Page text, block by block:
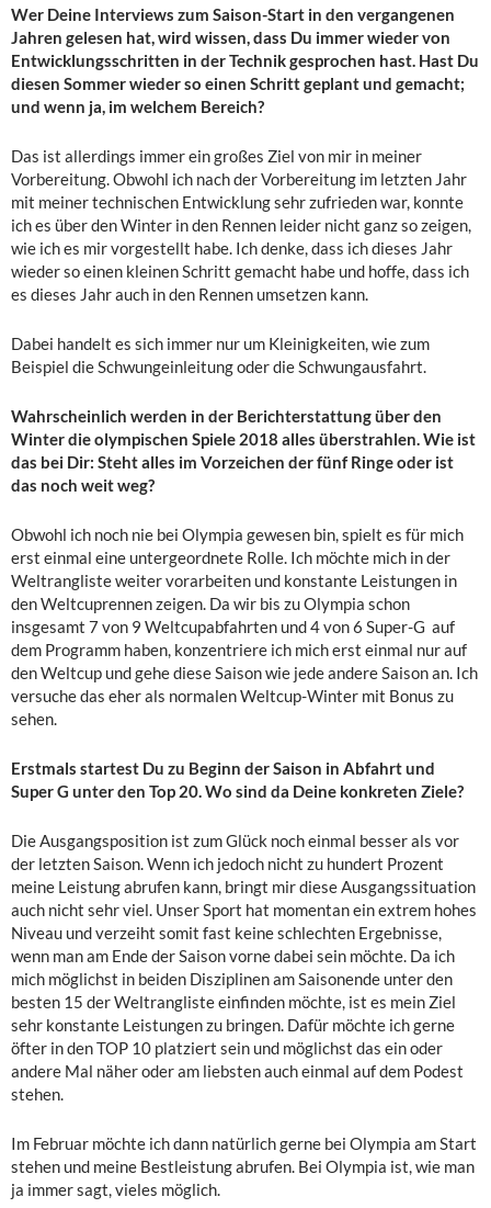
Wer Deine Interviews zum Saison-Start in den vergangenen
Jahren gelesen hat, wird wissen, dass Du immer wieder von
Entwicklungsschritten in der Technik gesprochen hast. Hast Du
diesen Sommer wieder so einen Schritt geplant und gemacht;
und wenn ja, im welchem Bereich?
Das ist allerdings immer ein großes Ziel von mir in meiner
Vorbereitung. Obwohl ich nach der Vorbereitung im letzten Jahr
mit meiner technischen Entwicklung sehr zufrieden war, konnte
ich es über den Winter in den Rennen leider nicht ganz so zeigen,
wie ich es mir vorgestellt habe. Ich denke, dass ich dieses Jahr
wieder so einen kleinen Schritt gemacht habe und hoffe, dass ich
es dieses Jahr auch in den Rennen umsetzen kann.
Dabei handelt es sich immer nur um Kleinigkeiten, wie zum
Beispiel die Schwungeinleitung oder die Schwungausfahrt.
Wahrscheinlich werden in der Berichterstattung über den
Winter die olympischen Spiele 2018 alles überstrahlen. Wie ist
das bei Dir: Steht alles im Vorzeichen der fünf Ringe oder ist
das noch weit weg?
Obwohl ich noch nie bei Olympia gewesen bin, spielt es für mich
erst einmal eine untergeordnete Rolle. Ich möchte mich in der
Weltrangliste weiter vorarbeiten und konstante Leistungen in
den Weltcuprennen zeigen. Da wir bis zu Olympia schon
insgesamt 7 von 9 Weltcupabfahrten und 4 von 6 Super-G auf
dem Programm haben, konzentriere ich mich erst einmal nur auf
den Weltcup und gehe diese Saison wie jede andere Saison an. Ich
versuche das eher als normalen Weltcup-Winter mit Bonus zu
sehen.
Erstmals startest Du zu Beginn der Saison in Abfahrt und
Super G unter den Top 20. Wo sind da Deine konkreten Ziele?
Die Ausgangsposition ist zum Glück noch einmal besser als vor
der letzten Saison. Wenn ich jedoch nicht zu hundert Prozent
meine Leistung abrufen kann, bringt mir diese Ausgangssituation
auch nicht sehr viel. Unser Sport hat momentan ein extrem hohes
Niveau und verzeiht somit fast keine schlechten Ergebnisse,
wenn man am Ende der Saison vorne dabei sein möchte. Da ich
mich möglichst in beiden Disziplinen am Saisonende unter den
besten 15 der Weltrangliste einfinden möchte, ist es mein Ziel
sehr konstante Leistungen zu bringen. Dafür möchte ich gerne
öfter in den TOP 10 platziert sein und möglichst das ein oder
andere Mal näher oder am liebsten auch einmal auf dem Podest
stehen.
Im Februar möchte ich dann natürlich gerne bei Olympia am Start
stehen und meine Bestleistung abrufen. Bei Olympia ist, wie man
ja immer sagt, vieles möglich.